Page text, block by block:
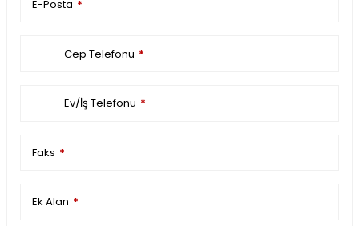
E-Posta *
Cep Telefonu *
Ev/İş Telefonu *
Faks *
Ek Alan *